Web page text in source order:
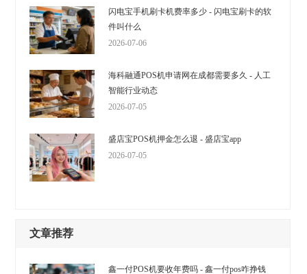
闪电宝手机刷卡机费率多少 - 闪电宝刷卡的软
件叫什么
2026-07-06
海科融通POS机申请网在成都需要多久 - 人工
智能行业动态
2026-07-05
盛店宝POS机押金怎么退 - 盛店宝app
2026-07-05
文章推荐
鑫一付POS机要收年费吗 - 鑫一付pos咋挣钱